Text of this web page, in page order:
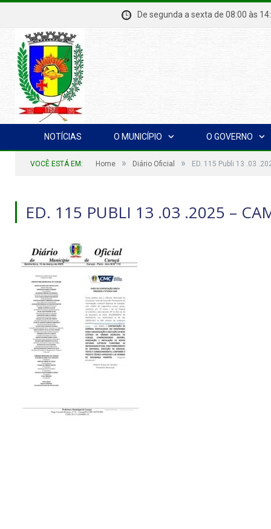
De segunda a sexta de 08:00
NOTÍCIAS O MUNICÍPIO O GOVERNO
VOCÊ ESTÁ EM: Home » Diário Oficial » ED. 115 Publi 13 .03
ED. 115 PUBLI 13 .03 .2025 –